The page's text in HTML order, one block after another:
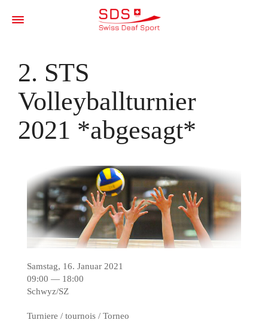
2. STS
Volleyballturnier
2021 *abgesagt*
Samstag, 16. Januar 2021
09:00 — 18:00
Schwyz/SZ
Turniere / tournois / Torneo